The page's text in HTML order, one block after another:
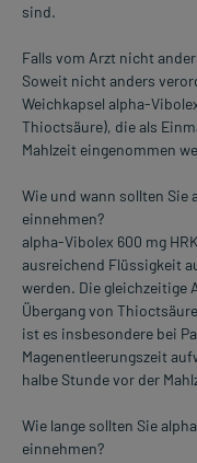
sind.
Falls vom Arzt nicht
Soweit nicht anders
Weichkapsel alpha-
Thioctsäure), die als
Mahlzeit eingenommen
Wie und wann sollten Sie
einnehmen?
alpha-Vibolex 600 mg
ausreichend Flüssigkeit
werden. Die gleichzeitige
Übergang von
ist es insbesondere bei
Magenentleerungszeit
halbe Stunde vor der
Wie lange sollten Sie
einnehmen?